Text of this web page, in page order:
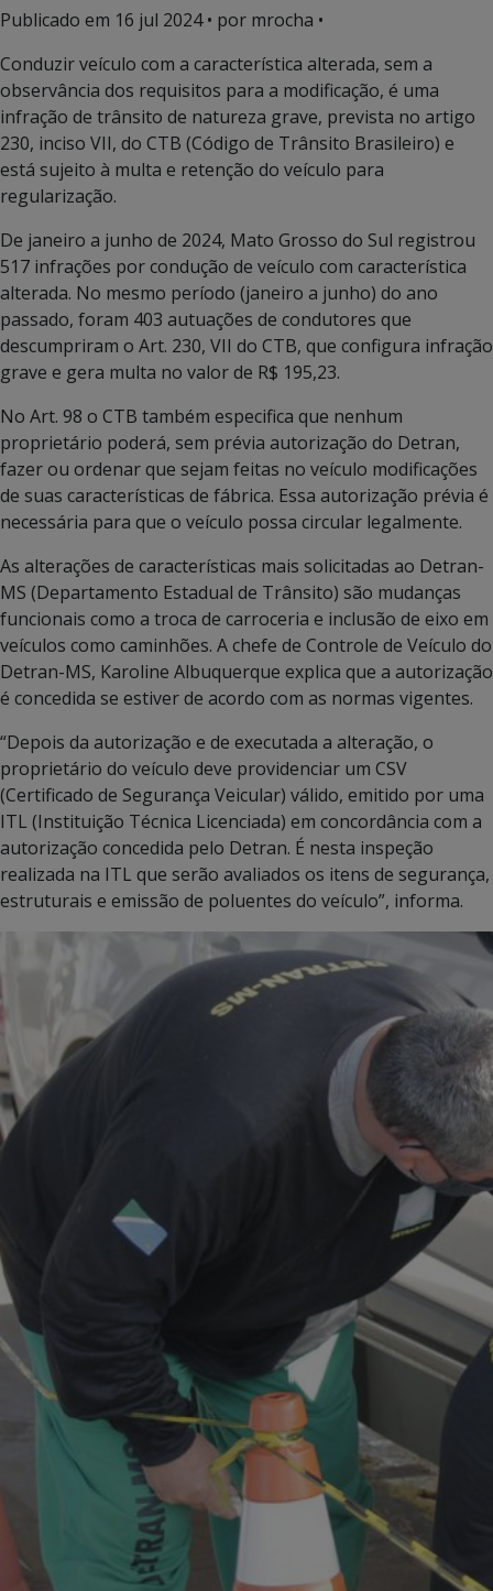
Publicado em 16 jul 2024• por mrocha •
Conduzir veículo com a característica alterada, sem a
observância dos requisitos para a modificação, é uma
infração de trânsito de natureza grave, prevista no artigo
230, inciso VII, do CTB (Código de Trânsito Brasileiro) e
está sujeito à multa e retenção do veículo para
regularização.
De janeiro a junho de 2024, Mato Grosso do Sul registrou
517 infrações por condução de veículo com característica
alterada. No mesmo período (janeiro a junho) do ano
passado, foram 403 autuações de condutores que
descumpriram o Art. 230, VII do CTB, que configura infração
grave e gera multa no valor de R$ 195,23.
No Art. 98 o CTB também especifica que nenhum
proprietário poderá, sem prévia autorização do Detran,
fazer ou ordenar que sejam feitas no veículo modificações
de suas características de fábrica. Essa autorização prévia é
necessária para que o veículo possa circular legalmente.
As alterações de características mais solicitadas ao Detran-
MS (Departamento Estadual de Trânsito) são mudanças
funcionais como a troca de carroceria e inclusão de eixo em
veículos como caminhões. A chefe de Controle de Veículo do
Detran-MS, Karoline Albuquerque explica que a autorização
é concedida se estiver de acordo com as normas vigentes.
“Depois da autorização e de executada a alteração, o
proprietário do veículo deve providenciar um CSV
(Certificado de Segurança Veicular) válido, emitido por uma
ITL (Instituição Técnica Licenciada) em concordância com a
autorização concedida pelo Detran. É nesta inspeção
realizada na ITL que serão avaliados os itens de segurança,
estruturais e emissão de poluentes do veículo”, informa.